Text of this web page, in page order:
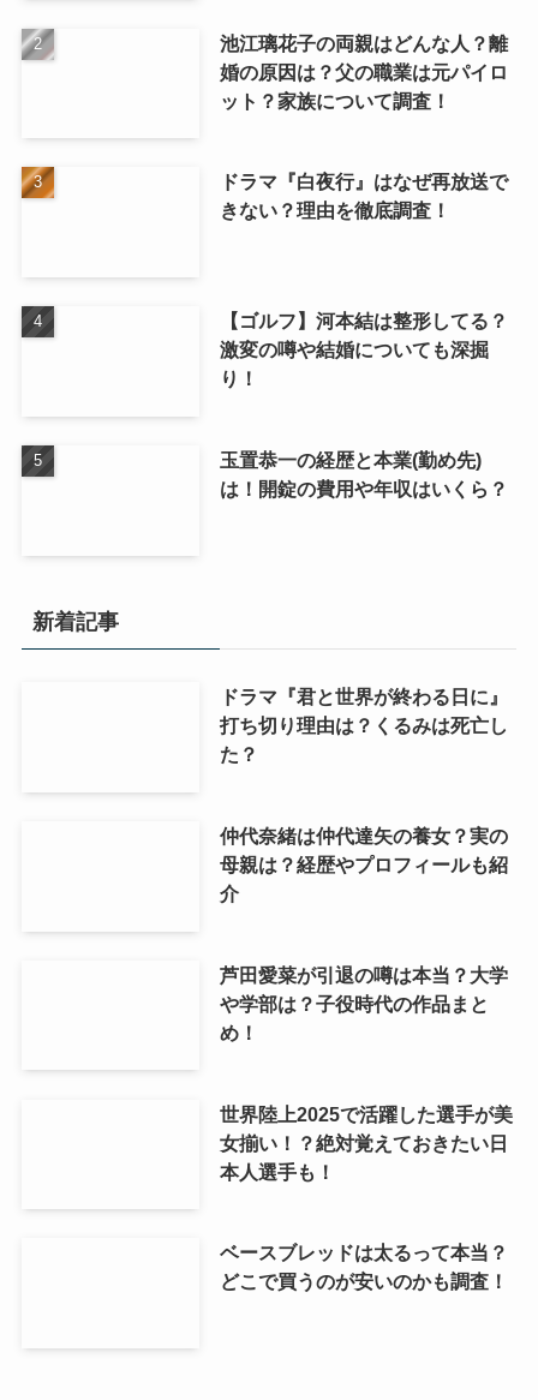
池江璃花子の両親はどんな人？離
婚の原因は？父の職業は元パイロ
ット？家族について調査！
ドラマ『白夜行』はなぜ再放送で
きない？理由を徹底調査！
【ゴルフ】河本結は整形してる？
激変の噂や結婚についても深掘
り！
玉置恭一の経歴と本業(勤め先)
は！開錠の費用や年収はいくら？
新着記事
ドラマ『君と世界が終わる日に』
打ち切り理由は？くるみは死亡し
た？
仲代奈緒は仲代達矢の養女？実の
母親は？経歴やプロフィールも紹
介
芦田愛菜が引退の噂は本当？大学
や学部は？子役時代の作品まと
め！
世界陸上2025で活躍した選手が美
女揃い！？絶対覚えておきたい日
本人選手も！
ベースブレッドは太るって本当？
どこで買うのが安いのかも調査！